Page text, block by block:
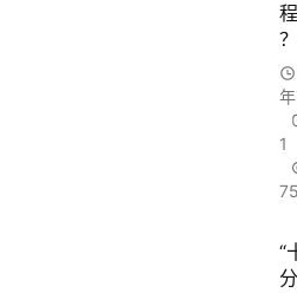
程
？
1
“
分